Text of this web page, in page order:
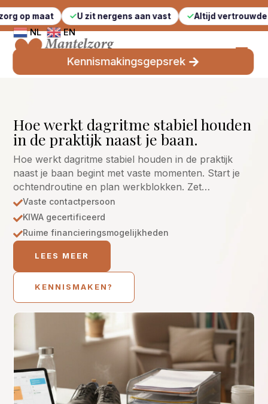
U zit nergens aan vast Altijd vertrouwde gezichten
NL EN
Kennismakingsgepsrek
Hoe werkt dagritme stabiel houden
in de praktijk naast je baan.
Hoe werkt dagritme stabiel houden in de praktijk
naast je baan begint met vaste momenten. Start je
ochtendroutine en plan werkblokken. Zet…
Vaste contactpersoon
KIWA gecertificeerd
Ruime financieringsmogelijkheden
LEES MEER
KENNISMAKEN?